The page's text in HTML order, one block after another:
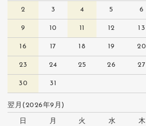
2 3 4 5 6
9 10 11 12 13
16 17 18 19 20
23 24 25 26 27
30 31
翌月(2026年9月)
日 月 火 水 木